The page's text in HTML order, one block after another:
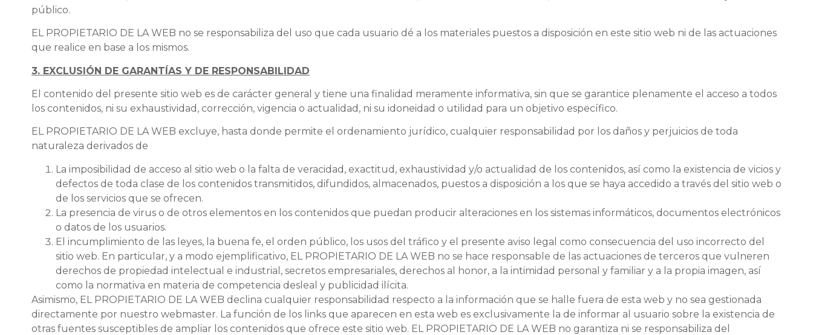
público.
EL PROPIETARIO DE LA WEB no se responsabiliza del uso que cada usuario dé a los materiales puestos a disposición en este sitio web ni de las actuaciones
que realice en base a los mismos.
3. EXCLUSIÓN DE GARANTÍAS Y DE RESPONSABILIDAD
El contenido del presente sitio web es de carácter general y tiene una finalidad meramente informativa, sin que se garantice plenamente el acceso a todos
los contenidos, ni su exhaustividad, corrección, vigencia o actualidad, ni su idoneidad o utilidad para un objetivo específico.
EL PROPIETARIO DE LA WEB excluye, hasta donde permite el ordenamiento jurídico, cualquier responsabilidad por los daños y perjuicios de toda
naturaleza derivados de
La imposibilidad de acceso al sitio web o la falta de veracidad, exactitud, exhaustividad y/o actualidad de los contenidos, así como la existencia de vicios y
defectos de toda clase de los contenidos transmitidos, difundidos, almacenados, puestos a disposición a los que se haya accedido a través del sitio web o
de los servicios que se ofrecen.
La presencia de virus o de otros elementos en los contenidos que puedan producir alteraciones en los sistemas informáticos, documentos electrónicos
o datos de los usuarios.
El incumplimiento de las leyes, la buena fe, el orden público, los usos del tráfico y el presente aviso legal como consecuencia del uso incorrecto del
sitio web. En particular, y a modo ejemplificativo, EL PROPIETARIO DE LA WEB no se hace responsable de las actuaciones de terceros que vulneren
derechos de propiedad intelectual e industrial, secretos empresariales, derechos al honor, a la intimidad personal y familiar y a la propia imagen, así
como la normativa en materia de competencia desleal y publicidad ilícita.
Asimismo, EL PROPIETARIO DE LA WEB declina cualquier responsabilidad respecto a la información que se halle fuera de esta web y no sea gestionada
directamente por nuestro webmaster. La función de los links que aparecen en esta web es exclusivamente la de informar al usuario sobre la existencia de
otras fuentes susceptibles de ampliar los contenidos que ofrece este sitio web. EL PROPIETARIO DE LA WEB no garantiza ni se responsabiliza del